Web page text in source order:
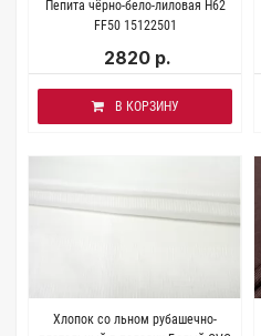
Пепита чёрно-бело-лиловая H62
FF50 15122501
2820 р.
В КОРЗИНУ
Хлопок со льном рубашечно-